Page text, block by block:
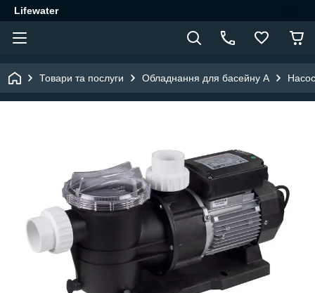
Lifewater
Товари та послуги Обладнання для басейну A